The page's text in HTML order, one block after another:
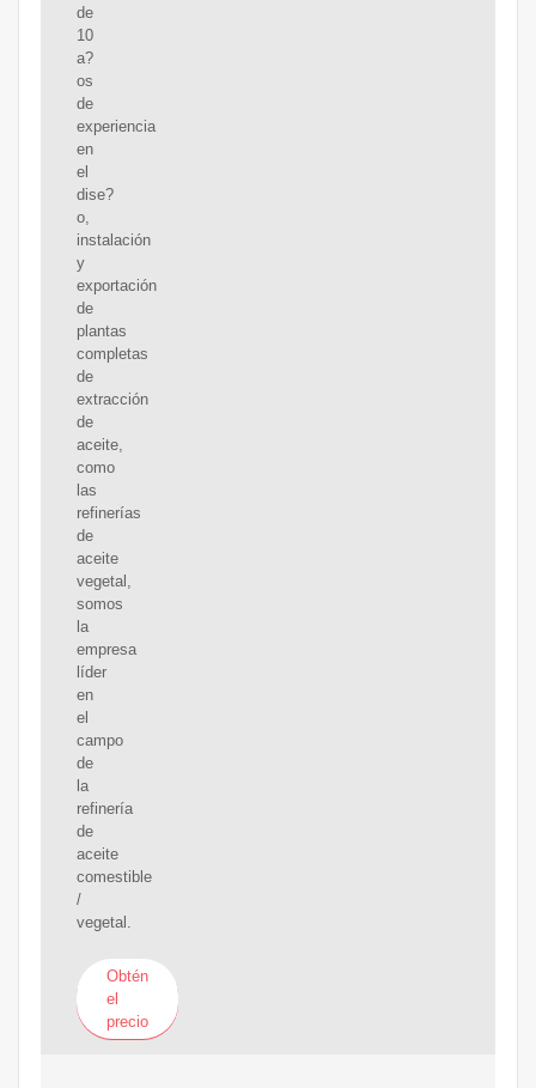
de
10
a?
os
de
experiencia
en
el
dise?
o,
instalación
y
exportación
de
plantas
completas
de
extracción
de
aceite,
como
las
refinerías
de
aceite
vegetal,
somos
la
empresa
líder
en
el
campo
de
la
refinería
de
aceite
comestible
/
vegetal.
Obtén
el
precio